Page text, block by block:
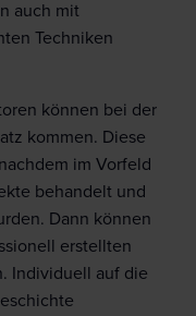
auch mit
Techniken
können bei der
kommen. Diese
im Vorfeld
behandelt und
Dann können
erstellten
Individuell auf die